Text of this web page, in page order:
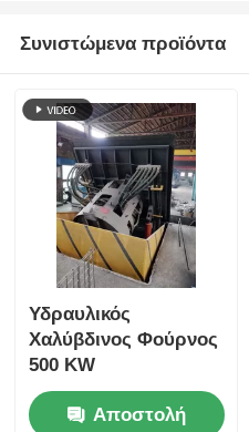
Συνιστώμενα προϊόντα
Υδραυλικός
Χαλύβδινος Φούρνος
500 KW
Αποστολή